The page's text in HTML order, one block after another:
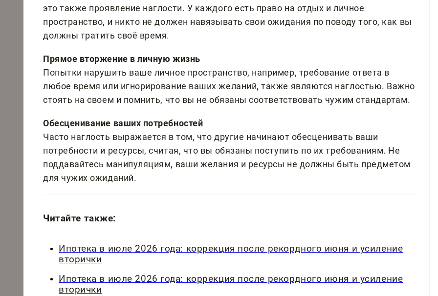
это также проявление наглости. У каждого есть право на отдых и личное
пространство, и никто не должен навязывать свои ожидания по поводу того, как вы
должны тратить своё время.
Прямое вторжение в личную жизнь
Попытки нарушить ваше личное пространство, например, требование ответа в
любое время или игнорирование ваших желаний, также являются наглостью. Важно
стоять на своем и помнить, что вы не обязаны соответствовать чужим стандартам.
Обесценивание ваших потребностей
Часто наглость выражается в том, что другие начинают обесценивать ваши
потребности и ресурсы, считая, что вы обязаны поступить по их требованиям. Не
поддавайтесь манипуляциям, ваши желания и ресурсы не должны быть предметом
для чужих ожиданий.
Читайте также:
Ипотека в июле 2026 года: коррекция после рекордного июня и усиление
вторички
Ипотека в июле 2026 года: коррекция после рекордного июня и усиление
вторички